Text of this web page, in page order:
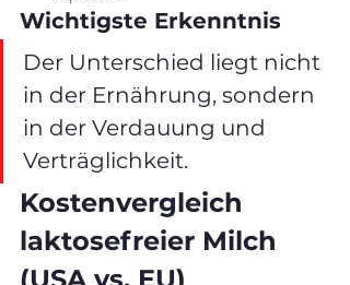
Wichtigste Erkenntnis
Der Unterschied liegt nicht
in der Ernährung, sondern
in der Verdauung und
Verträglichkeit.
Kostenvergleich
laktosefreier Milch